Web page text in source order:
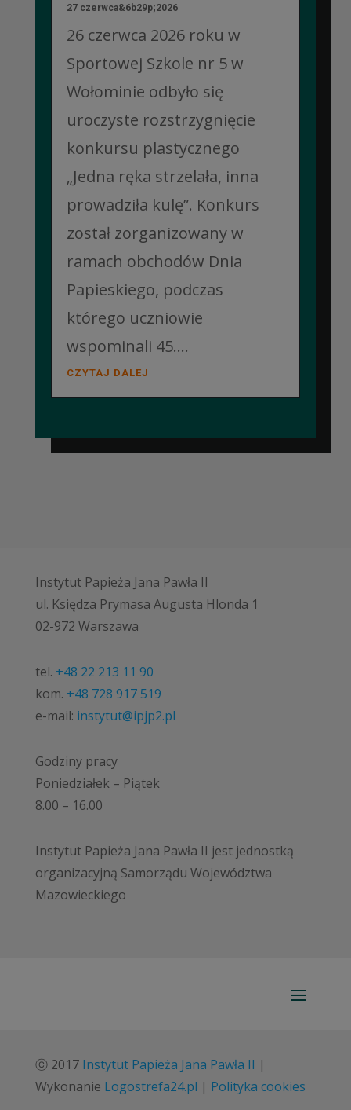
27 czerwca&6b29p;2026
26 czerwca 2026 roku w
Sportowej Szkole nr 5 w
Wołominie odbyło się
uroczyste rozstrzygnięcie
konkursu plastycznego
„Jedna ręka strzelała, inna
prowadziła kulę”. Konkurs
został zorganizowany w
ramach obchodów Dnia
Papieskiego, podczas
którego uczniowie
wspominali 45....
CZYTAJ DALEJ
Instytut Papieża Jana Pawła II
ul. Księdza Prymasa Augusta Hlonda 1
02-972 Warszawa
tel. +48 22 213 11 90
kom. +48 728 917 519
e-mail: instytut@ipjp2.pl
Godziny pracy
Poniedziałek – Piątek
8.00 – 16.00
Instytut Papieża Jana Pawła II jest jednostką
organizacyjną Samorządu Województwa
Mazowieckiego
ⓒ 2017 Instytut Papieża Jana Pawła II |
Wykonanie Logostrefa24.pl | Polityka cookies